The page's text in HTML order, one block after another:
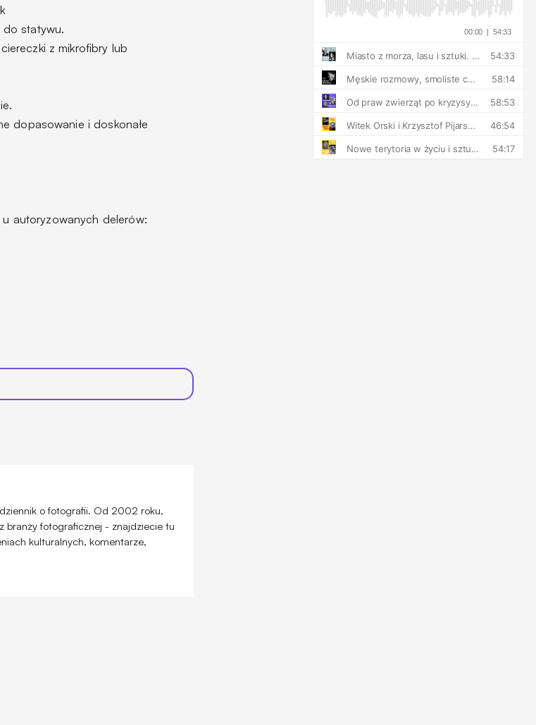
do statywu.
z mikrofibry lub
dopasowanie i doskonałe
autoryzowanych delerów:
o fotografii. Od 2002 roku,
branży fotograficznej - znajdziecie tu
kulturalnych, komentarze,